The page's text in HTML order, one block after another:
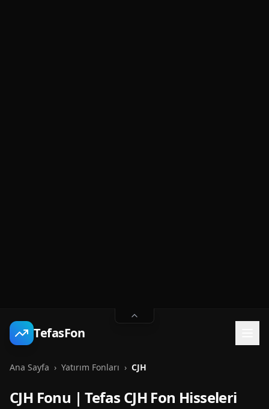
TefasFon
Ana Sayfa › Yatırım Fonları › CJH
CJH Fonu | Tefas CJH Fon Hisseleri